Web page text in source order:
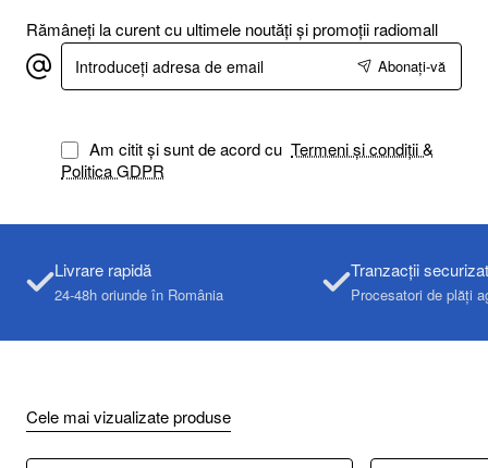
Rămâneți la curent cu ultimele noutăți și promoții radiomall
Introduceți
adresa
de
Abonați-vă
Am citit și sunt de acord cu Termeni și condiții &
Politica GDPR
Livrare rapidă
24-48h oriunde în România
Tranzacții
Procesatori de plăți
Cele mai vizualizate produse